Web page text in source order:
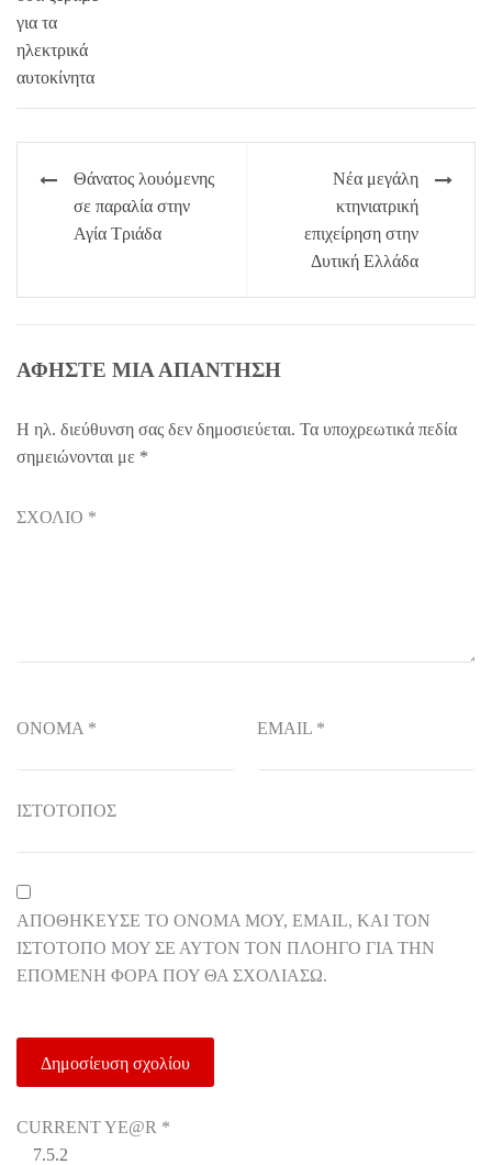
Πλοήγηση
άρθρων
Θάνατος λουόμενης
σε παραλία στην
Αγία Τριάδα
Νέα μεγάλη
κτηνιατρική
επιχείρηση στην
Δυτική Ελλάδα
ΑΦΉΣΤΕ ΜΙΑ ΑΠΆΝΤΗΣΗ
Η ηλ. διεύθυνση σας δεν δημοσιεύεται. Τα υποχρεωτικά πεδία
σημειώνονται με *
ΣΧΌΛΙΟ *
ΌΝΟΜΑ * EMAIL *
ΙΣΤΌΤΟΠΟΣ
ΑΠΟΘΉΚΕΥΣΕ ΤΟ ΌΝΟΜΆ ΜΟΥ, EMAIL, ΚΑΙ ΤΟΝ
ΙΣΤΌΤΟΠΟ ΜΟΥ ΣΕ ΑΥΤΌΝ ΤΟΝ ΠΛΟΗΓΌ ΓΙΑ ΤΗΝ
ΕΠΌΜΕΝΗ ΦΟΡΆ ΠΟΥ ΘΑ ΣΧΟΛΙΆΣΩ.
CURRENT YE@R *